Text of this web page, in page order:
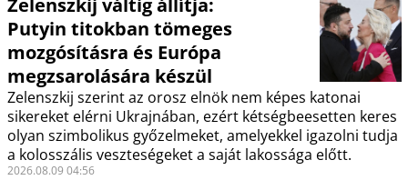
Zelenszkij váltig állítja:
Putyin titokban tömeges
mozgósításra és Európa
megzsarolására készül
Zelenszkij szerint az orosz elnök nem képes katonai
sikereket elérni Ukrajnában, ezért kétségbeesetten keres
olyan szimbolikus győzelmeket, amelyekkel igazolni tudja
a kolosszális veszteségeket a saját lakossága előtt.
2026.08.09 04:56